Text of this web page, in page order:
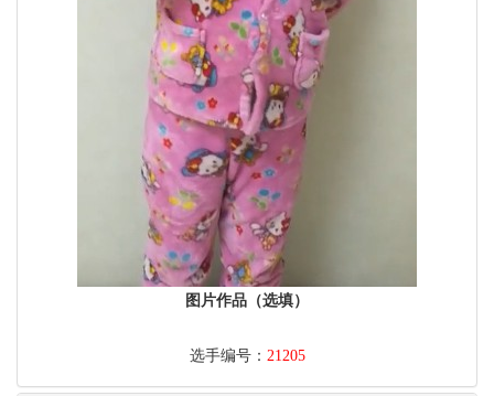
图片作品（选填）
选手编号： 21205